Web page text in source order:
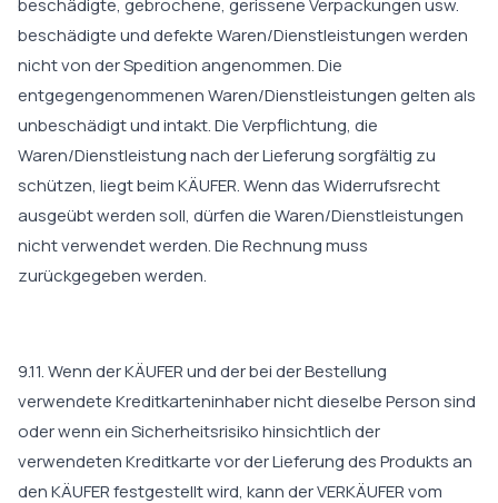
beschädigte, gebrochene, gerissene Verpackungen usw.
beschädigte und defekte Waren/Dienstleistungen werden
nicht von der Spedition angenommen. Die
entgegengenommenen Waren/Dienstleistungen gelten als
unbeschädigt und intakt. Die Verpflichtung, die
Waren/Dienstleistung nach der Lieferung sorgfältig zu
schützen, liegt beim KÄUFER. Wenn das Widerrufsrecht
ausgeübt werden soll, dürfen die Waren/Dienstleistungen
nicht verwendet werden. Die Rechnung muss
zurückgegeben werden.
9.11. Wenn der KÄUFER und der bei der Bestellung
verwendete Kreditkarteninhaber nicht dieselbe Person sind
oder wenn ein Sicherheitsrisiko hinsichtlich der
verwendeten Kreditkarte vor der Lieferung des Produkts an
den KÄUFER festgestellt wird, kann der VERKÄUFER vom